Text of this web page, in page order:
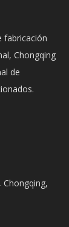
fabricación
Chongqing
de
Chongqing,